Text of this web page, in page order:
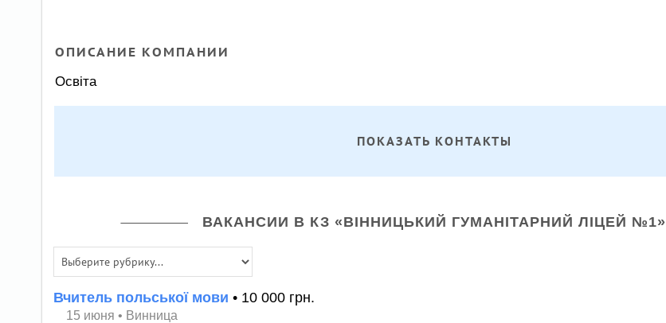
ОПИСАНИЕ КОМПАНИИ
Освіта
ПОКАЗАТЬ КОНТАКТЫ
ВАКАНСИИ В КЗ «ВІННИЦЬКИЙ ГУМАНІТАРНИЙ ЛІЦЕЙ №1»
Вчитель польської мови • 10 000 грн.
15 июня • Винница